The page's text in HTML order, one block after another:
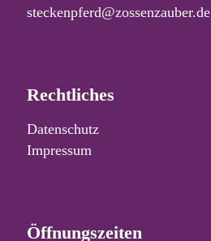
steckenpferd@zossenzauber.de
Rechtliches
Datenschutz
Impressum
Öffnungszeiten